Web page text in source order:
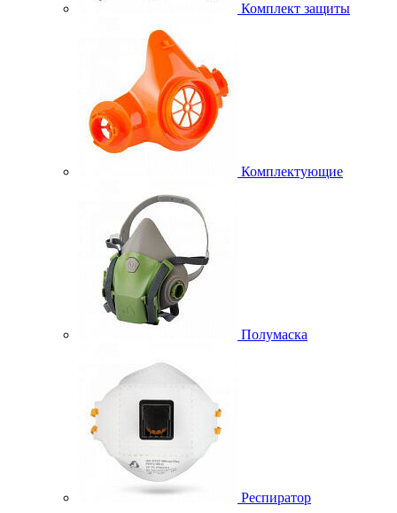
Комплект защиты
Комплектующие
Полумаска
Респиратор